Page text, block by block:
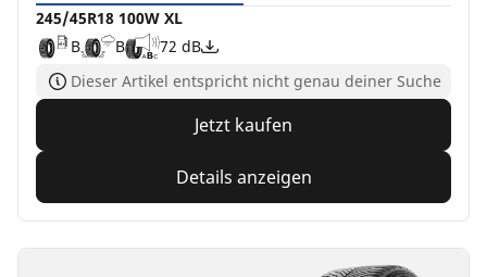
245/45R18 100W XL
B
B 72 dB
Dieser Artikel entspricht nicht genau deiner Suche
Jetzt kaufen
Details anzeigen